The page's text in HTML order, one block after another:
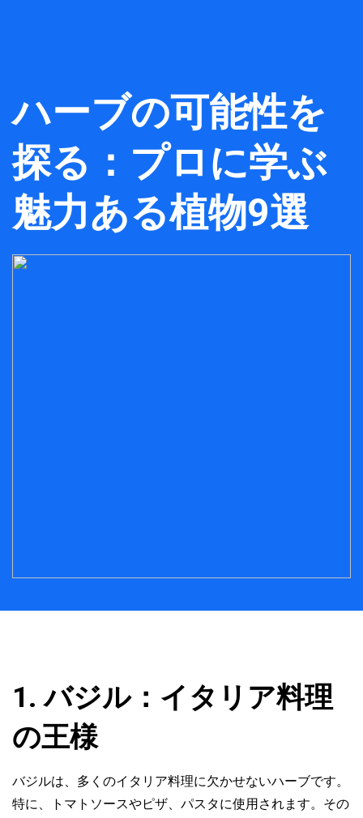
ハーブの可能性を
探る：プロに学ぶ
魅力ある植物9選
1. バジル：イタリア料理
の王様
バジルは、多くのイタリア料理に欠かせないハーブです。
特に、トマトソースやピザ、パスタに使用されます。その